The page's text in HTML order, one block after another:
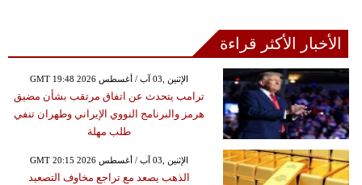
الأخبار الأكثر قراءة
GMT 19:48 2026 الإثنين ,03 آب / أغسطس
ترامب يتحدث عن اتفاق مرتقب بشأن مضيق
هرمز والبرنامج النووي الإيراني وطهران تنفي
طلب مهلة
GMT 20:15 2026 الإثنين ,03 آب / أغسطس
الذهب يصعد مع تراجع مخاوف التصعيد